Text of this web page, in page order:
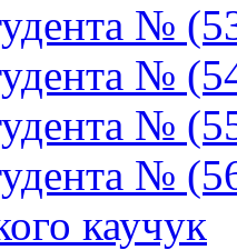
№
№
№
№
каучук